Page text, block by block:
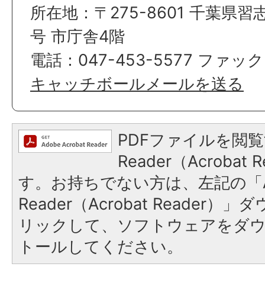
所在地：〒275-8601 千葉県習
号 市庁舎4階
電話：047-453-5577 ファッ
キャッチボールメールを送る
PDFファイルを閲
Reader（Acrobat
す。お持ちでない方は、左記の
Reader（Acrobat Reader）」ダ
リックして、ソフトウェアをダ
トールしてください。